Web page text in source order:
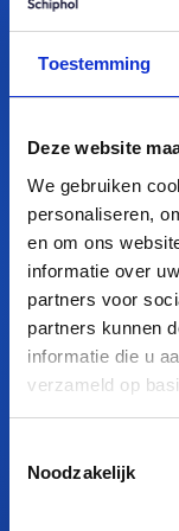
Toestemming
Deze website
We gebruiken
personaliseren,
en om ons
informatie over
partners voor
partners kunnen
informatie die u
verzameld op
Noodzakelijk
Valet Parking
reis
Waarom steeds
Valet Parking
Amsterdam Airport
« Vorige Pagina